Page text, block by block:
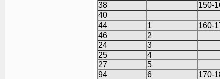
38
150-
40
44
1
160-
46
2
24
3
25
4
27
5
94
6
170-